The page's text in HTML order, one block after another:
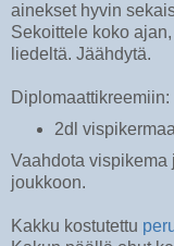
ainekset hyvin
Sekoittele koko
liedeltä. Jäähdytä.
Diplomaattikreemiin:
2dl vispikermaa
Vaahdota
joukkoon.
Kakku kostutettu